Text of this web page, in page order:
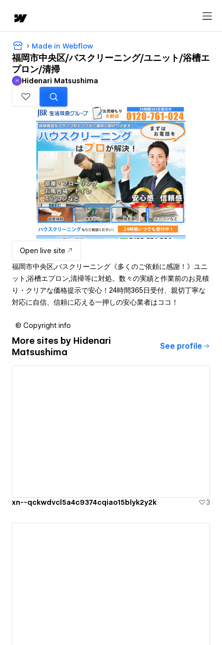
Made in Webflow
福岡市中央区/バスクリーニング/ユニット/浴槽エ
プロン/清掃
Hidenari Matsushima
H Hidenari Matsushima
Open live site
福岡市中央区,バスクリーニング《多くのご依頼に感謝！》ユニ
ット,浴槽エプロン,清掃等に対処。数々の実績と作業前のお見積
り・クリアな価格提示で安心！24時間365日受付、親切丁寧な
対応に自信、信頼に応える一押しの安心業者はココ！
© Copyright info
More sites by Hidenari
Matsushima
See profile
xn--qckwdvcl5a4c9374cqiao15blyk2y2k 3